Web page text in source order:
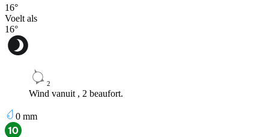
16°
Voelt als
16°
2
Wind vanuit , 2 beaufort.
0 mm